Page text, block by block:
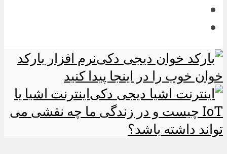
نرم افزار بارکد
خوان خوب را در اینجا پیدا کنید
اینترنت اشیا یا
IoT چیست و در زندگی ما چه نقشی می
تواند داشته باشد؟